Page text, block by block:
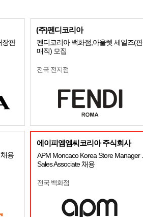
장판
(주)펜디코리아
펜디코리아 백화점,아울렛 세일즈(판
매직) 모집
전국 전지점
용
에이피엠엠씨코리아 주식회사
APM Moncaco Korea Store Manager .
Sales Associate 채용
전국 백화점